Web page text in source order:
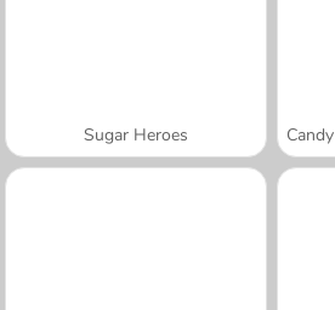
Sugar Heroes